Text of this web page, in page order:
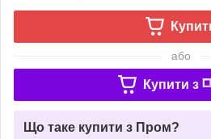
або
Купити з
Що таке купити з Пром?